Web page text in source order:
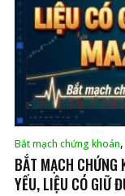
Bắt mạch chứng khoán,
BẮT MẠCH
YẾU, LIỆU CÓ GIỮ